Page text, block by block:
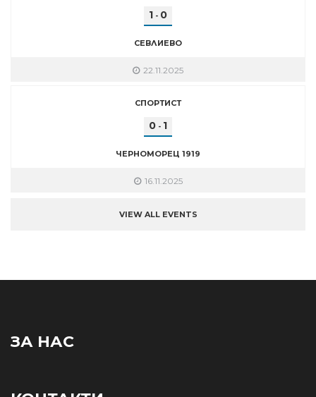
1 - 0
СЕВЛИЕВО
22.11.2025
СПОРТИСТ
0 - 1
ЧЕРНОМОРЕЦ 1919
16.11.2025
VIEW ALL EVENTS
ЗА НАС